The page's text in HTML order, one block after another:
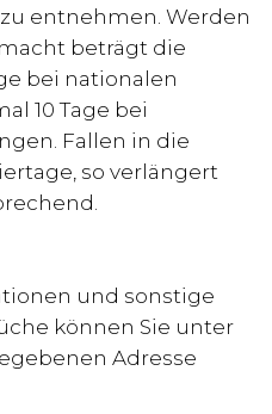
entnehmen. Werden
beträgt die
bei nationalen
10 Tage bei
Fallen in die
so verlängert
und sonstige
können Sie unter
Adresse